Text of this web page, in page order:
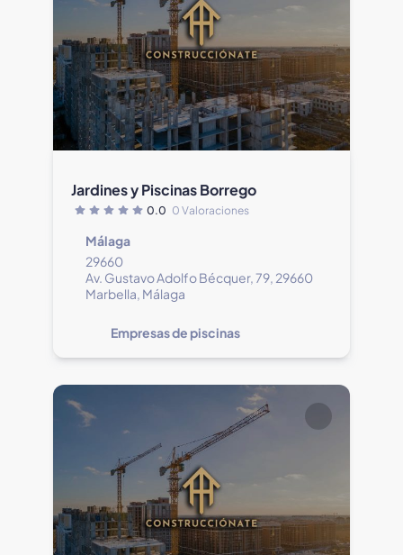
Jardines y Piscinas Borrego
0.0 0 Valoraciones
Málaga
29660
Av. Gustavo Adolfo Bécquer, 79, 29660
Marbella, Málaga
Empresas de piscinas